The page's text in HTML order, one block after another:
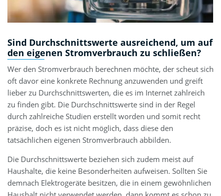
Sind Durchschnittswerte ausreichend, um auf
den eigenen Stromverbrauch zu schließen?
Wer den Stromverbrauch berechnen möchte, der scheut sich
oft davor eine konkrete Rechnung anzuwenden und greift
lieber zu Durchschnittswerten, die es im Internet zahlreich
zu finden gibt. Die Durchschnittswerte sind in der Regel
durch zahlreiche Studien erstellt worden und somit recht
präzise, doch es ist nicht möglich, dass diese den
tatsächlichen eigenen Stromverbrauch abbilden.
Die Durchschnittswerte beziehen sich zudem meist auf
Haushalte, die keine Besonderheiten aufweisen. Sollten Sie
demnach Elektrogeräte besitzen, die in einem gewöhnlichen